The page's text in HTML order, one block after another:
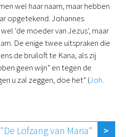
wel haar naam, maar hebben
opgetekend. Johannes
‘de moeder van Jezus’, maar
De enige twee uitspraken die
de bruiloft te Kana, als zij
geen wijn” en tegen de
u zal zeggen, doe het” (Joh.
Lofzang van Maria"